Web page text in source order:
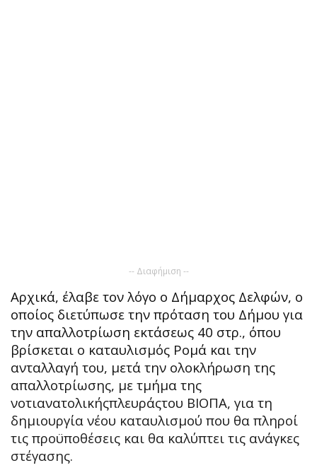
-- Διαφήμιση --
Αρχικά, έλαβε τον λόγο ο Δήμαρχος Δελφών, ο
οποίος διετύπωσε την πρόταση του Δήμου για
την απαλλοτρίωση εκτάσεως 40 στρ., όπου
βρίσκεται ο καταυλισμός Ρομά και την
ανταλλαγή του, μετά την ολοκλήρωση της
απαλλοτρίωσης, με τμήμα της
νοτιανατολικήςπλευράςτου ΒΙΟΠΑ, για τη
δημιουργία νέου καταυλισμού που θα πληροί
τις προϋποθέσεις και θα καλύπτει τις ανάγκες
στέγασης.